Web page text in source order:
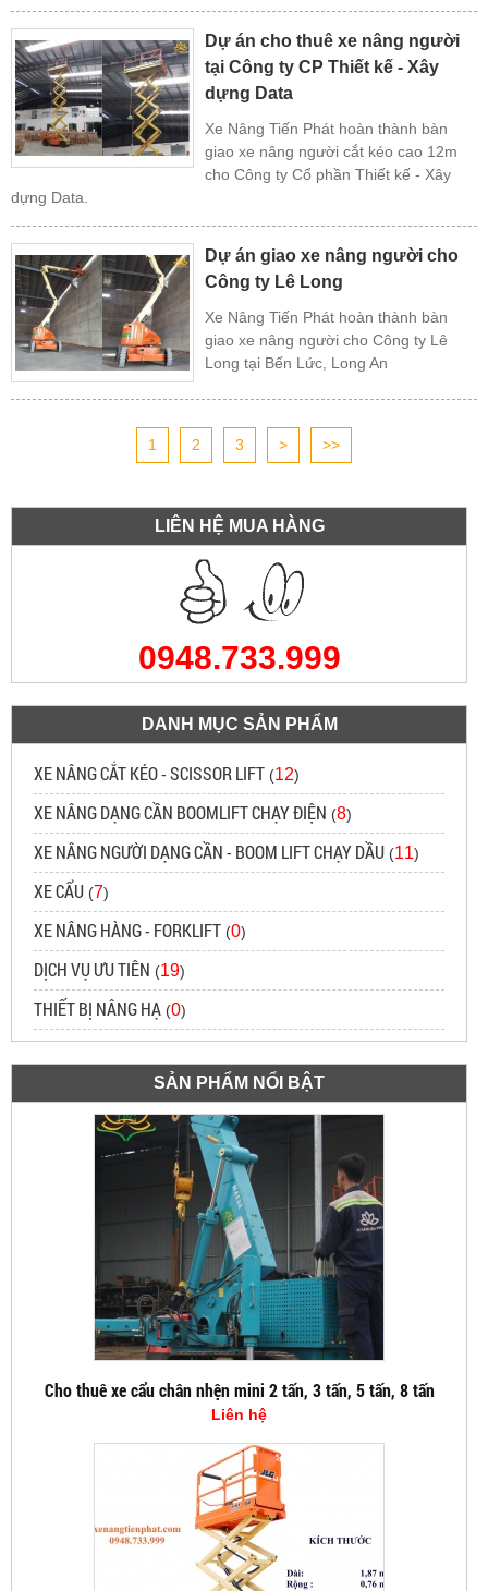
Dự án cho thuê xe nâng người
tại Công ty CP Thiết kế - Xây
dựng Data
Xe Nâng Tiến Phát hoàn thành bàn
giao xe nâng người cắt kéo cao 12m
cho Công ty Cổ phần Thiết kế - Xây
dựng Data.
Dự án giao xe nâng người cho
Công ty Lê Long
Xe Nâng Tiến Phát hoàn thành bàn
giao xe nâng người cho Công ty Lê
Long tại Bến Lức, Long An
1 2 3 > >>
LIÊN HỆ MUA HÀNG
0948.733.999
DANH MỤC SẢN PHẨM
XE NÂNG CẮT KÉO - SCISSOR LIFT (12)
XE NÂNG DẠNG CẦN BOOMLIFT CHẠY ĐIỆN (8)
XE NÂNG NGƯỜI DẠNG CẦN - BOOM LIFT CHẠY DẦU (11)
XE CẨU (7)
XE NÂNG HÀNG - FORKLIFT (0)
DỊCH VỤ ƯU TIÊN (19)
THIẾT BỊ NÂNG HẠ (0)
SẢN PHẨM NỔI BẬT
Cho thuê xe cẩu chân nhện mini 2 tấn, 3 tấn, 5 tấn, 8 tấn
Liên hệ